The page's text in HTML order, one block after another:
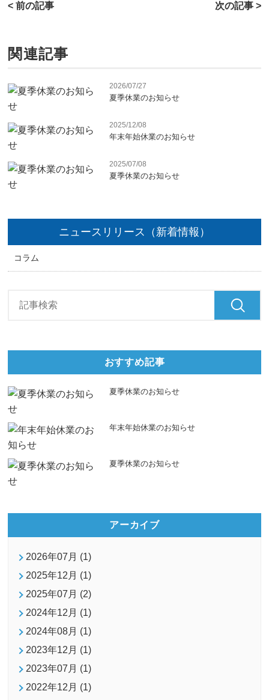
< 前の記事 次の記事 >
関連記事
2026/07/27
夏季休業のお知らせ
2025/12/08
年末年始休業のお知らせ
2025/07/08
夏季休業のお知らせ
ニュースリリース（新着情報）
コラム
おすすめ記事
夏季休業のお知らせ
年末年始休業のお知らせ
夏季休業のお知らせ
アーカイブ
2026年07月 (1)
2025年12月 (1)
2025年07月 (2)
2024年12月 (1)
2024年08月 (1)
2023年12月 (1)
2023年07月 (1)
2022年12月 (1)